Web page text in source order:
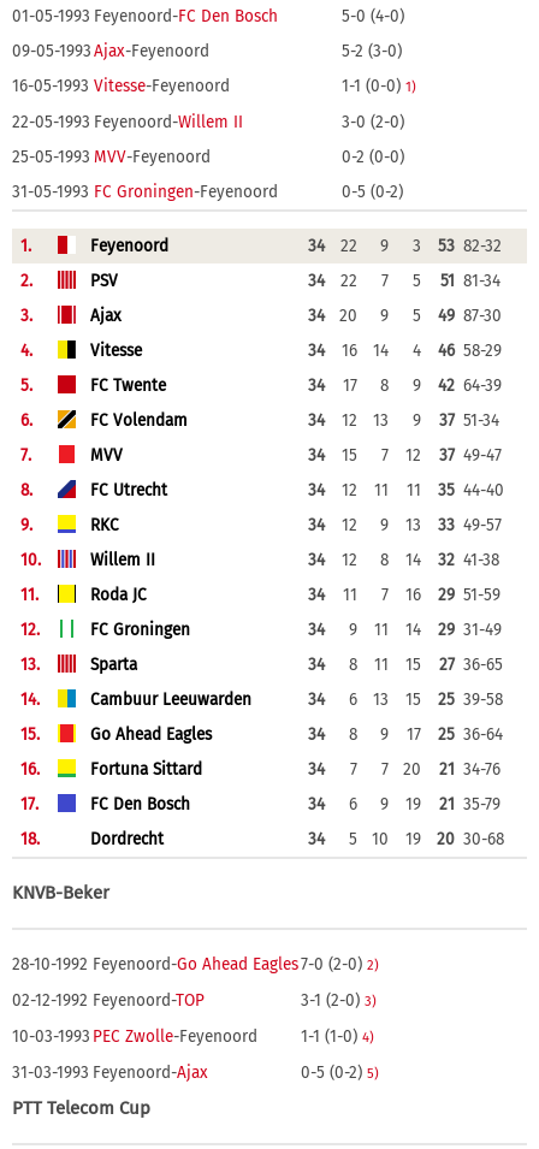
01-05-1993 Feyenoord-FC Den Bosch
5-0 (4-0)
09-05-1993Ajax-Feyenoord
5-2 (3-0)
16-05-1993 Vitesse-Feyenoord 1-1 (0-0) 1)
22-05-1993 Feyenoord-Willem II
3-0 (2-0)
25-05-1993 MVV-Feyenoord
0-2 (0-0)
31-05-1993 FC Groningen-Feyenoord 0-5 (0-2)
1. Feyenoord 34 22 9 3 53 82-32
2.
PSV 34 22 7 5 51 81-34
3.
Ajax 34 20 9 5 49 87-30
4.
Vitesse 34 16 14 4 46 58-29
5.
FC Twente 34 17 8 9 42 64-39
6.
FC Volendam 34 12 13 9 37 51-34
7.
MVV 34 15 7 12 37 49-47
8.
FC Utrecht 34 12 11 11 35 44-40
9.
RKC 34 12 9 13 33 49-57
10.
Willem II 34 12 8 14 32 41-38
11.
Roda JC 34 11 7 16 29 51-59
12.
FC Groningen 34 9 11 14 29 31-49
13.
Sparta 34 8 11 15 27 36-65
14.
Cambuur Leeuwarden 34 6 13 15 25 39-58
15.
Go Ahead Eagles 34 8 9 17 25 36-64
16.
Fortuna Sittard 34 7 7 20 21 34-76
17.
FC Den Bosch 34 6 9 19 21 35-79
18.
Dordrecht 34 5 10 19 20 30-68
KNVB-Beker
28-10-1992 Feyenoord-Go Ahead Eagles7-0 (2-0) 2)
02-12-1992 Feyenoord-TOP 3-1 (2-0) 3)
10-03-1993 PEC Zwolle-Feyenoord 1-1 (1-0) 4)
31-03-1993 Feyenoord-Ajax 0-5 (0-2) 5)
PTT Telecom Cup